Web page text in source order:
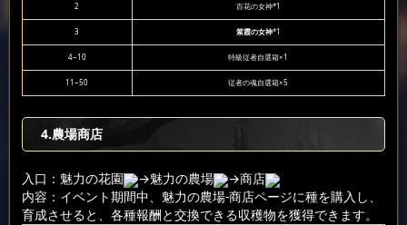
2 百花の女神*1
3 紫霞の女神*1
4~10 特級従者自選箱×1
11~50 従者の魂自選箱×5
4.農場商店
入口：魅力の花園 →魅力の農場
→商店
内容：イベント期間中、魅力の農場-商店ページに種を購入し、
育成させると、各種報酬と交換できる収穫物を獲得できます。